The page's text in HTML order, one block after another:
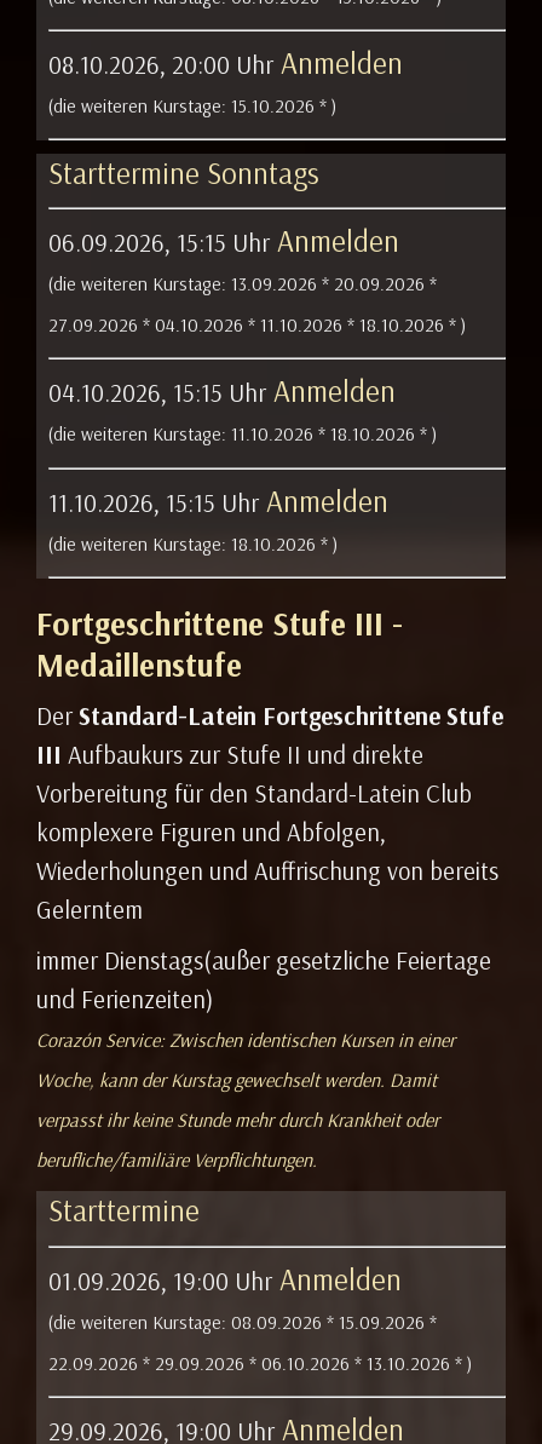
08.10.2026, 20:00 Uhr Anmelden
(die weiteren Kurstage: 15.10.2026 * )
Starttermine Sonntags
06.09.2026, 15:15 Uhr Anmelden
(die weiteren Kurstage: 13.09.2026 * 20.09.2026 *
27.09.2026 * 04.10.2026 * 11.10.2026 * 18.10.2026 * )
04.10.2026, 15:15 Uhr Anmelden
(die weiteren Kurstage: 11.10.2026 * 18.10.2026 * )
11.10.2026, 15:15 Uhr Anmelden
(die weiteren Kurstage: 18.10.2026 * )
Fortgeschrittene Stufe III -
Medaillenstufe
Der Standard-Latein Fortgeschrittene Stufe
III Aufbaukurs zur Stufe II und direkte
Vorbereitung für den Standard-Latein Club
komplexere Figuren und Abfolgen,
Wiederholungen und Auffrischung von bereits
Gelerntem
immer Dienstags(außer gesetzliche Feiertage
und Ferienzeiten)
Corazón Service: Zwischen identischen Kursen in einer
Woche, kann der Kurstag gewechselt werden. Damit
verpasst ihr keine Stunde mehr durch Krankheit oder
berufliche/familiäre Verpflichtungen.
Starttermine
01.09.2026, 19:00 Uhr Anmelden
(die weiteren Kurstage: 08.09.2026 * 15.09.2026 *
22.09.2026 * 29.09.2026 * 06.10.2026 * 13.10.2026 * )
29.09.2026, 19:00 Uhr Anmelden